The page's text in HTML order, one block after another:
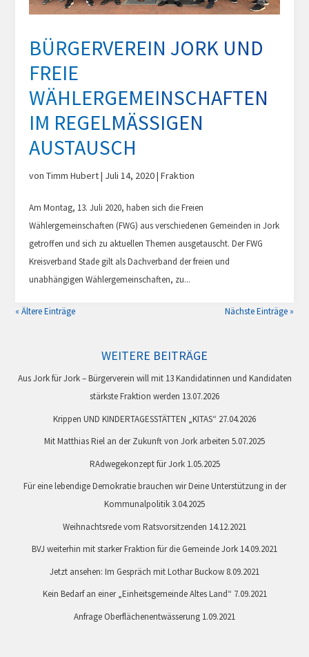
BÜRGERVEREIN JORK UND
FREIE
WÄHLERGEMEINSCHAFTEN
IM REGELMÄSSIGEN A
USTAUSCH
vonTimm Hubert| Juli 14, 2020|Fraktion
Am Montag, 13. Juli 2020, haben sich die Freien
Wählergemeinschaften (FWG) aus verschiedenen Gemeinden in Jork
getroffen und sich zu aktuellen Themen ausgetauscht. Der FWG
Kreisverband Stade gilt als Dachverband der freien und
unabhängigen Wählergemeinschaften, zu...
« Ältere Einträge Nächste Einträge »
WEITERE BEITRÄGE
Aus Jork für Jork – Bürgerverein will mit 13 Kandidatinnen und Kandidaten
stärkste Fraktion werden 13.07.2026
Krippen UND KINDERTAGESSTÄTTEN „KITAS“ 27.04.2026
Mit Matthias Riel an der Zukunft von Jork arbeiten 5.07.2025
RAdwegekonzept für Jork 1.05.2025
Für eine lebendige Demokratie brauchen wir Deine Unterstützung in der
Kommunalpolitik 3.04.2025
Weihnachtsrede vom Ratsvorsitzenden 14.12.2021
BVJ weiterhin mit starker Fraktion für die Gemeinde Jork 14.09.2021
Jetzt ansehen: Im Gespräch mit Lothar Buckow 8.09.2021
Kein Bedarf an einer „Einheitsgemeinde Altes Land“ 7.09.2021
Anfrage Oberflächenentwässerung 1.09.2021